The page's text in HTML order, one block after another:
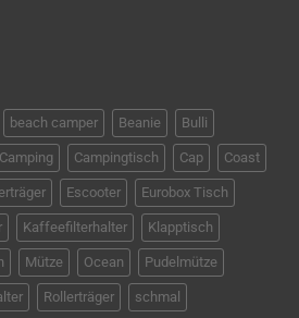
beach camper Beanie Bulli
Camping Campingtisch Cap Coast
Escooter Eurobox Tisch
Kaffeefilterhalter Klapptisch
Mütze Ocean Pudelmütze
Rollerträger schmal